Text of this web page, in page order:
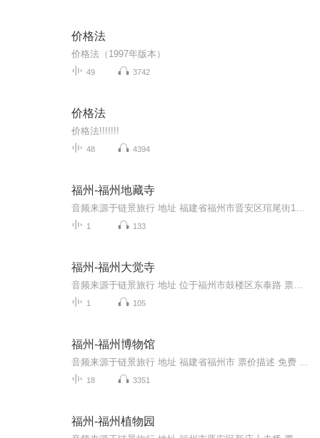
价格法
价格法（1997年版本）
49 3742
价格法
价格法!!!!!!!
48 4394
福州-福州地藏寺
1 133
福州-福州大觉寺
1 105
福州-福州博物馆
18 3351
福州-福州植物园